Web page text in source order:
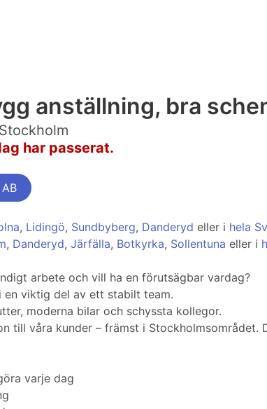
anställning, bra
har passerat.
, Lidingö, Sundbyberg, Danderyd eller i hela
, Danderyd, Järfälla, Botkyrka, Sollentuna eller i
arbete och vill ha en förutsägbar vardag?
viktig del av ett stabilt team.
moderna bilar och schyssta kollegor.
till våra kunder – främst i
varje dag